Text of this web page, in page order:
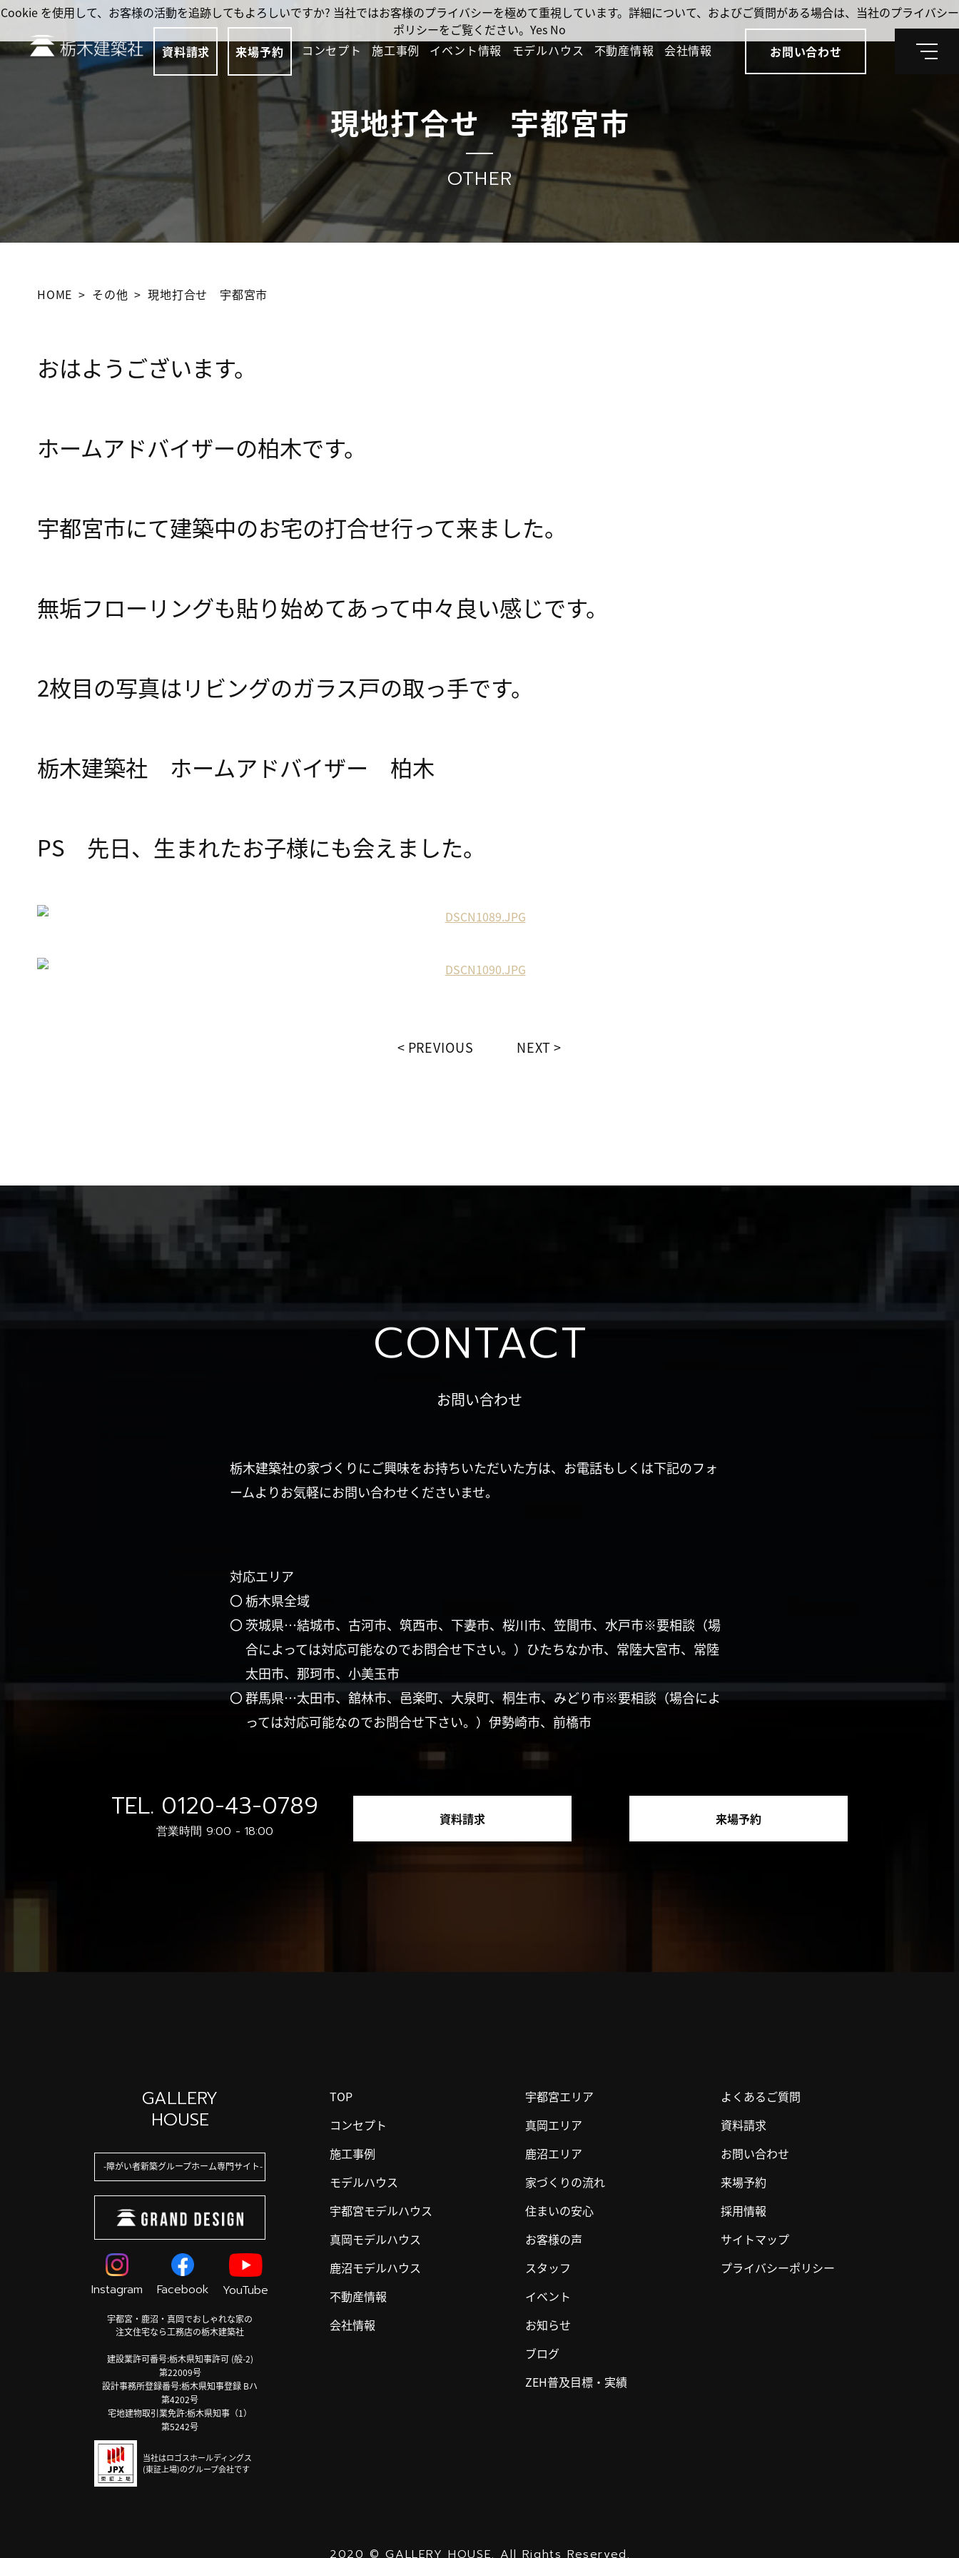
資料請求 来場予約 コンセプト 施工事例 イベント情報 モデルハウス 不動産情報 会社情報 お問い合わせ
メ
現地打合せ 宇都宮市
OTHER
HOME その他 現地打合せ 宇都宮市
おはようございます。
ホームアドバイザーの柏木です。
宇都宮市にて建築中のお宅の打合せ行って来ました。
無垢フローリングも貼り始めてあって中々良い感じです。
2枚目の写真はリビングのガラス戸の取っ手です。
栃木建築社 ホームアドバイザー 柏木
PS 先日、生まれたお子様にも会えました。
PREVIOUS NEXT
CONTACT
お問い合わせ
栃木建築社の家づくりにご興味をお持ちいただいた方は、お電話もしくは下記のフォ
ームよりお気軽にお問い合わせくださいませ。
対応エリア
〇 栃木県全域
〇 茨城県…結城市、古河市、筑西市、下妻市、桜川市、笠間市、水戸市※要相談（場
合によっては対応可能なのでお問合せ下さい。）ひたちなか市、常陸大宮市、常陸
太田市、那珂市、小美玉市
〇 群馬県…太田市、舘林市、邑楽町、大泉町、桐生市、みどり市※要相談（場合によ
っては対応可能なのでお問合せ下さい。）伊勢崎市、前橋市
TEL. 0120-43-0789
営業時間 9:00 - 18:00
資料請求 来場予約
GALLERY
HOUSE
障がい者新築グループホーム専門サイト
Instagram Facebook YouTube
宇都宮・鹿沼・真岡でおしゃれな家の
注文住宅なら工務店の栃木建築社
建設業許可番号:栃木県知事許可 (般-2)
第22009号
設計事務所登録番号:栃木県知事登録 Bハ
第4202号
宅地建物取引業免許:栃木県知事（1）
第5242号
当社はロゴスホールディングス
(東証上場)のグループ会社です
TOP
コンセプト
施工事例
モデルハウス
宇都宮モデルハウス
真岡モデルハウス
鹿沼モデルハウス
不動産情報
会社情報
宇都宮エリア
真岡エリア
鹿沼エリア
家づくりの流れ
住まいの安心
お客様の声
スタッフ
イベント
お知らせ
ブログ
ZEH普及目標・実績
よくあるご質問
資料請求
お問い合わせ
来場予約
採用情報
サイトマップ
プライバシーポリシー
2020 ©GALLERY HOUSE. All Rights Reserved.
Cookie を使用して、お客様の活動を追跡してもよろしいですか? 当社ではお客様のプライバシーを極めて重視しています。詳細について、およびご質問がある場合は、当社のプライバシー
ポリシーをご覧ください。 Yes No